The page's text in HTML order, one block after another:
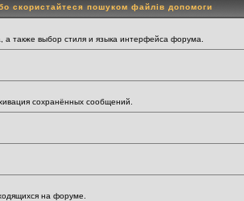
скористайтеся пошуком файлів допомоги
также выбор стиля и языка интерфейса форума.
сохранённых сообщений.
на форуме.